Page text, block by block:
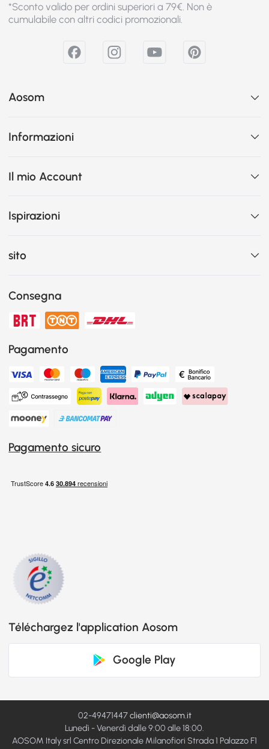
*Sconto valido per ordini superiori a 79€. Non è
cumulabile con altri codici promozionali.
Aosom
Informazioni
Il mio Account
Ispirazioni
sito
Consegna
Pagamento
Pagamento sicuro
Téléchargez l'application Aosom
Google Play
02-49471447clienti@aosom.it
Lunedì - Venerdì dalle 9:00 alle 18:00.
AOSOM Italy srl Centro Direzionale Milanofiori Strada 1 Palazzo F1